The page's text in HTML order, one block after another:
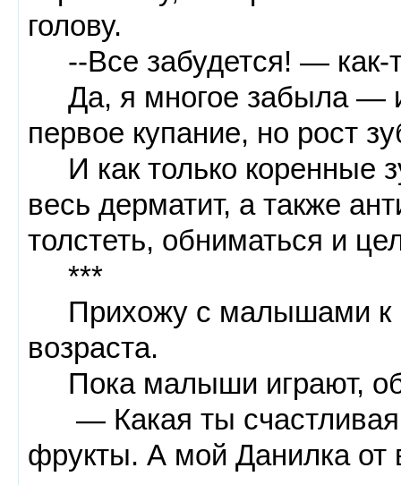
голову.
--Все забудется! — как-
Да, я многое забыла —
первое купание, но рост
И как только коренные
весь дерматит, а также
толстеть, обниматься и
***
Прихожу с малышами к
возраста.
Пока малыши играют,
— Какая ты
фрукты. А мой Данилка от